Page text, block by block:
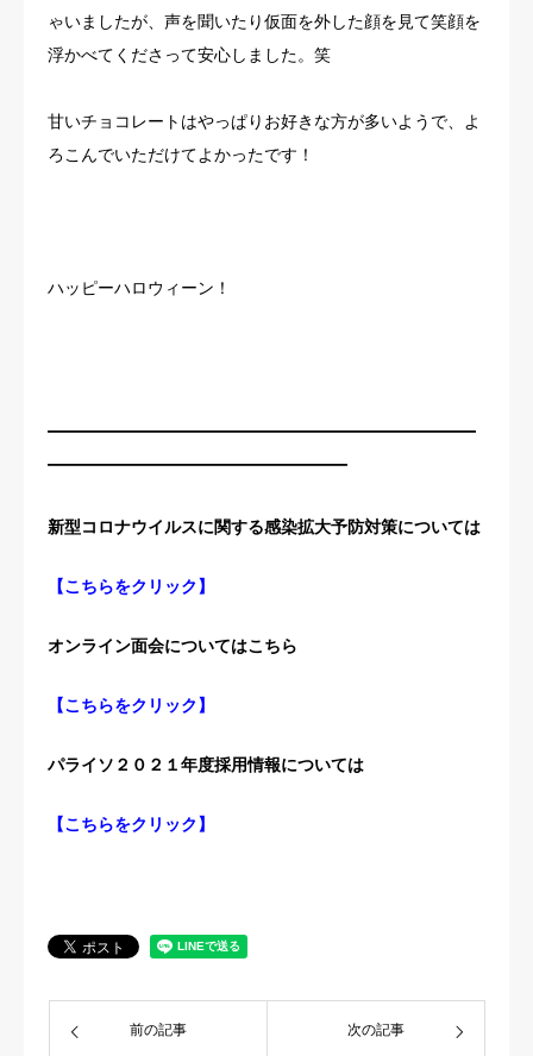
ゃいましたが、声を聞いたり仮面を外した顔を見て笑顔を
浮かべてくださって安心しました。笑
甘いチョコレートはやっぱりお好きな方が多いようで、よ
ろこんでいただけてよかったです！
ハッピーハロウィーン！
————————————————————
——————————————
新型コロナウイルスに関する感染拡大予防対策については
【こちらをクリック 】
オンライン面会についてはこちら
【こちらをクリック 】
パライソ２０２１年度採用情報については
【こちらをクリック 】
前の記事 次の記事